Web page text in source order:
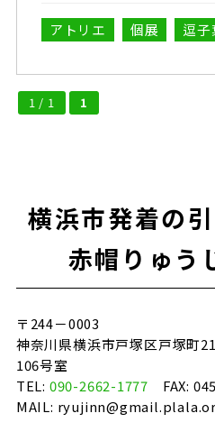
アトリエ 個展 逗子
1 / 1 1
横浜市発着の
赤帽りゅう
〒244－0003
神奈川県横浜市戸塚区戸塚町
106号室
TEL: 090-2662-1777 FAX:
MAIL: